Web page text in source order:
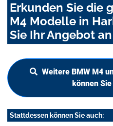
Erkunden Sie die
M4 Modelle in
Sie Ihr Angebot an
Weitere BMW M4
können
Stattdessen können Sie auch: